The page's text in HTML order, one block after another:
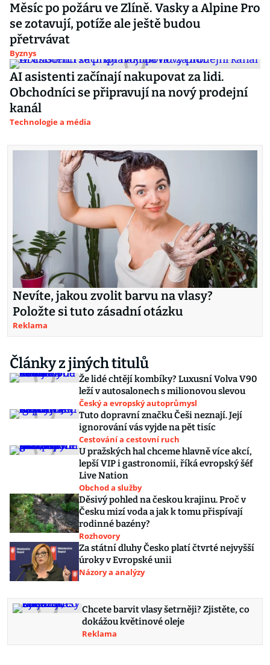
Měsíc po požáru ve Zlíně. Vasky a Alpine Pro
se zotavují, potíže ale ještě budou
přetrvávat
Byznys
AI asistenti začínají nakupovat za lidi.
Obchodníci se připravují na nový prodejní
kanál
Technologie a média
Nevíte, jakou zvolit barvu na vlasy?
Položte si tuto zásadní otázku
Reklama
Články z jiných titulů
Že lidé chtějí kombíky? Luxusní Volva V90
leží v autosalonech s milionovou slevou
Český a evropský autoprůmysl
Tuto dopravní značku Češi neznají. Její
ignorování vás vyjde na pět tisíc
Cestování a cestovní ruch
U pražských hal chceme hlavně více akcí,
lepší VIP i gastronomii, říká evropský šéf
Live Nation
Obchod a služby
Děsivý pohled na českou krajinu. Proč v
Česku mizí voda a jak k tomu přispívají
rodinné bazény?
Rozhovory
Za státní dluhy Česko platí čtvrté nejvyšší
úroky v Evropské unii
Názory a analýzy
Chcete barvit vlasy šetrněji? Zjistěte, co
dokážou květinové oleje
Reklama